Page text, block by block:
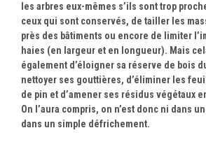
les arbres eux-mêmes s’ils sont trop
ceux qui sont conservés, de tailler les
près des bâtiments ou encore de limiter
haies (en largeur et en longueur). Mais
également d’éloigner sa réserve de bois
nettoyer ses gouttières, d’éliminer les
de pin et d’amener ses résidus végétaux
On l’aura compris, on n’est donc ni dans
dans un simple défrichement.